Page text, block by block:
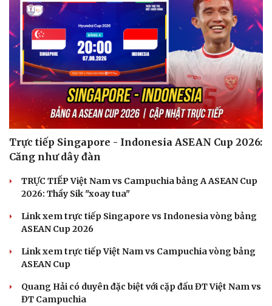
Văn hóa
Sân khấu - Điện ảnh
Văn học
Âm nhạc
Di sản
Giải trí
Nghệ sĩ
Thời trang
Trực tiếp Singapore - Indonesia ASEAN Cup 2026:
Căng như dây đàn
TRỰC TIẾP Việt Nam vs Campuchia bảng A ASEAN Cup
2026: Thầy Sik "xoay tua"
Link xem trực tiếp Singapore vs Indonesia vòng bảng
ASEAN Cup 2026
Link xem trực tiếp Việt Nam vs Campuchia vòng bảng
ASEAN Cup
Quang Hải có duyên đặc biệt với cặp đấu ĐT Việt Nam vs
ĐT Campuchia